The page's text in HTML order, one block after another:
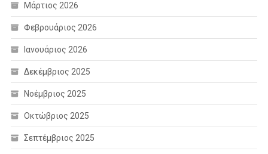
Μάρτιος 2026
Φεβρουάριος 2026
Ιανουάριος 2026
Δεκέμβριος 2025
Νοέμβριος 2025
Οκτώβριος 2025
Σεπτέμβριος 2025